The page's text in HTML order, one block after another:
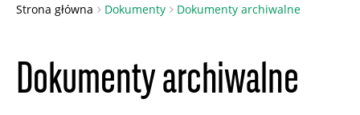
Strona główna Dokumenty Dokumenty archiwalne
Dokumenty archiwalne